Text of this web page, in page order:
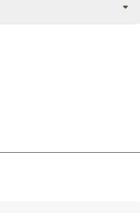
Vitamine D via de zon of